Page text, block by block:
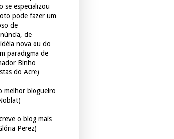
se especializou
pode fazer um
de
de
nova ou do
paradigma de
Binho
do Acre)
melhor blogueiro
o blog mais
Perez)